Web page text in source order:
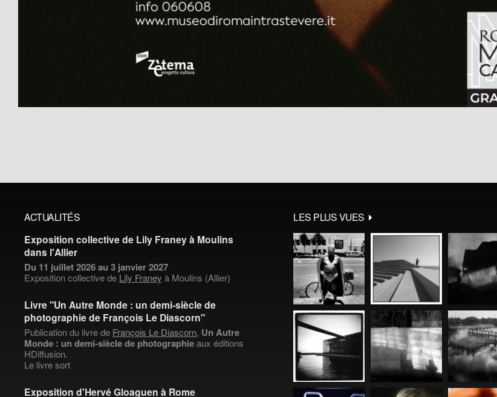
ACTUALITÉS
Exposition collective de Lily Franey à Moulins
dans l'Allier
Du 11 juillet 2026 au 3 janvier 2027
Exposition collective de Lily Franey à Moulins (Allier)
Livre "Un Autre Monde : un demi-siècle de
photographie de François Le Diascorn"
Publication du livre de François Le Diascorn, Un Autre
Monde : un demi-siècle de photographieaux éditions
HDiffusion.
Le livre sort
Exposition d'Hervé Gloaguen à Rome
LES PLUS VUES